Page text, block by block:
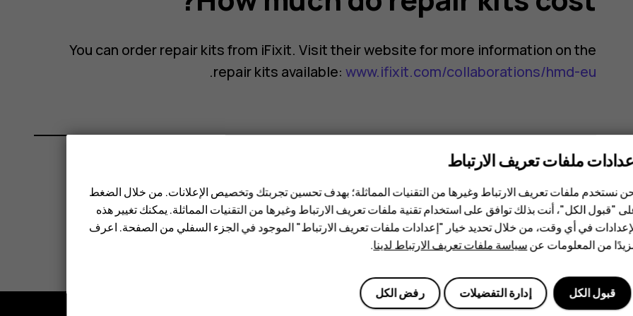
You can order repair kits from iFixit. Visit their website for more information on the
repair kits available: www.ifixit.com/collaborations/hmd-eu
.
هل وجدت هذه المعلومات مفيدة؟
نعم لا
ملفات تعريف الارتباط
نستخدم ملفات تعريف الارتباط وغيرها من التقنيات المماثلة؛ بهدف تحسين تجربتك وتخصيص الإعلانات. من خلال الضغط
"قبول الكل"، أنت بذلك توافق على استخدام تقنية ملفات تعريف الارتباط وغيرها من التقنيات المماثلة. يمكنك تغيير هذه
في أي وقت، من خلال تحديد خيار "إعدادات ملفات تعريف الارتباط" الموجود في الجزء السفلي من الصفحة. اعرف
من المعلومات عنسياسة ملفات تعريف الارتباط لدينا.
رفض الكل إدارة التفضيلات قبول الكل